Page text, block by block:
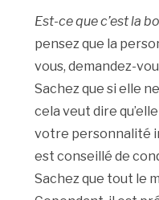
Est-ce que c’est la
pensez que la
vous, demandez-
Sachez que si elle
cela veut dire
votre personnalité
est conseillé de
Sachez que tout le